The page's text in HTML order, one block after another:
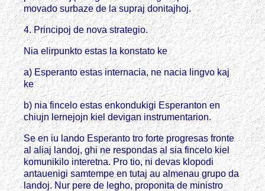
movado surbaze de la supraj donitajhoj.
4. Principoj de nova strategio.
Nia elirpunkto estas la konstato ke
a) Esperanto estas internacia, ne nacia lingvo kaj
ke
b) nia fincelo estas enkondukigi Esperanton en
chiujn lernejojn kiel devigan instrumentarion.
Se en iu lando Esperanto tro forte progresas fronte
al aliaj landoj, ghi ne respondas al sia fincelo kiel
komunikilo interetna. Pro tio, ni devas klopodi
antauenigi samtempe en tutaj au almenau grupo da
landoj. Nur pere de legho, proponita de ministro